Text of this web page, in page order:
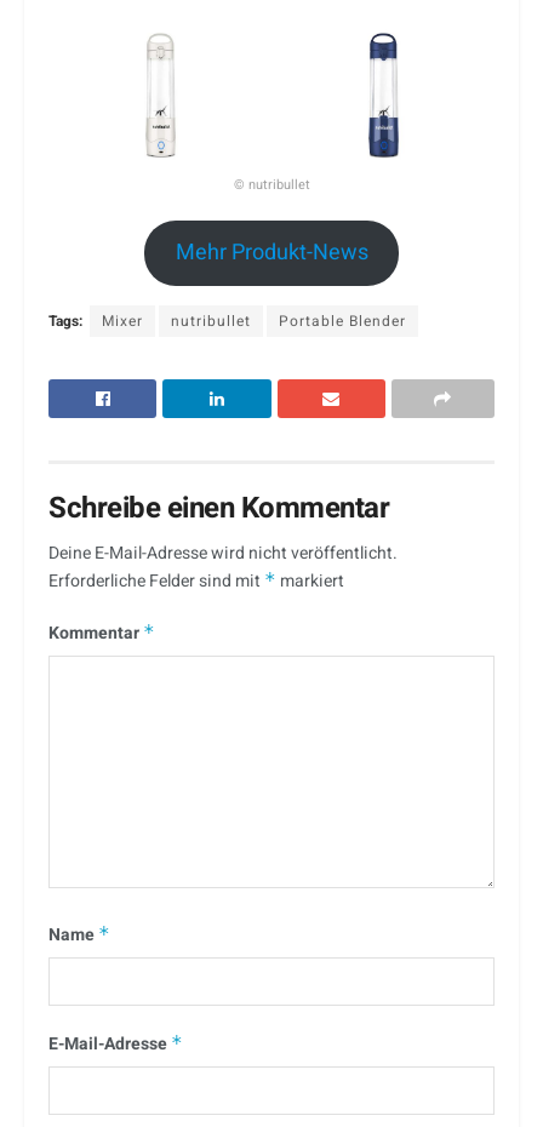
© nutribullet
Mehr Produkt-News
Tags: Mixer nutribullet Portable Blender
Schreibe einen Kommentar
Deine E-Mail-Adresse wird nicht veröffentlicht.
Erforderliche Felder sind mit * markiert
Kommentar *
Name *
E-Mail-Adresse *